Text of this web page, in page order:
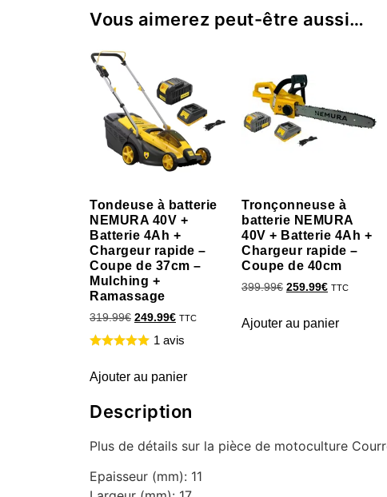
Vous aimerez peut-être aussi…
Tondeuse à batterie
NEMURA 40V +
Batterie 4Ah +
Chargeur rapide –
Coupe de 37cm –
Mulching +
Ramassage
319.99€ 249.99€ TTC
1 avis
Ajouter au panier
Tronçonneuse à
batterie NEMURA
40V + Batterie 4Ah +
Chargeur rapide –
Coupe de 40cm
399.99€ 259.99€ TTC
Ajouter au panier
Description
Plus de détails sur la pièce de motoculture
Epaisseur (mm): 11